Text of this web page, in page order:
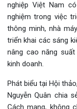
nghiệp Việt Nam
nghiệm trong việc
thông minh, nhà
triển khai các sáng
nâng cao năng
kinh doanh.
Phát biểu tại Hội
Nguyễn Quân chia
Cách mạng, không